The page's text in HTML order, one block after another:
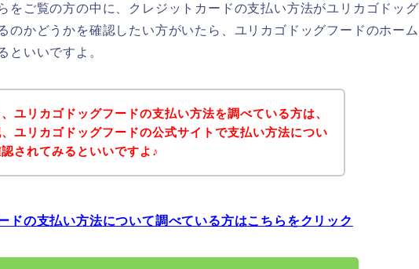
をご覧の方の中に、クレジットカードの支払い方法がユリカゴドッグ
のかどうかを確認したい方がいたら、ユリカゴドッグフードのホーム
といいですよ。
、ユリカゴドッグフードの支払い方法を調べている方は、
ユリカゴドッグフードの公式サイトで支払い方法につい
されてみるといいですよ♪
ドの支払い方法について調べている方はこちらをクリック